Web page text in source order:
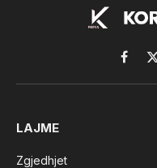
LAJME
Zgjedhjet